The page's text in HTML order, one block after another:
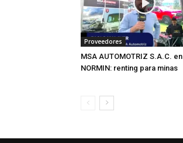
Proveedores
MSA AUTOMOTRIZ S.A.C. en
NORMIN: renting para minas